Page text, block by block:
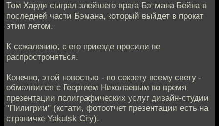
Том Харди сыграл злейшего врага Бэтмана Бейна в
последней части Бэмана, который выйдет в прокат
этим летом.
К сожалению, о его приезде просили не
распростроняться.
Конечно, этой новостью - по секрету всему свету -
обмолвился с Георгием Николаевым во время
презентации полиграфических услуг дизайн-студии
"Пилигрим" (кстати, фотоотчет презентации есть на
страничке Yakutsk City).